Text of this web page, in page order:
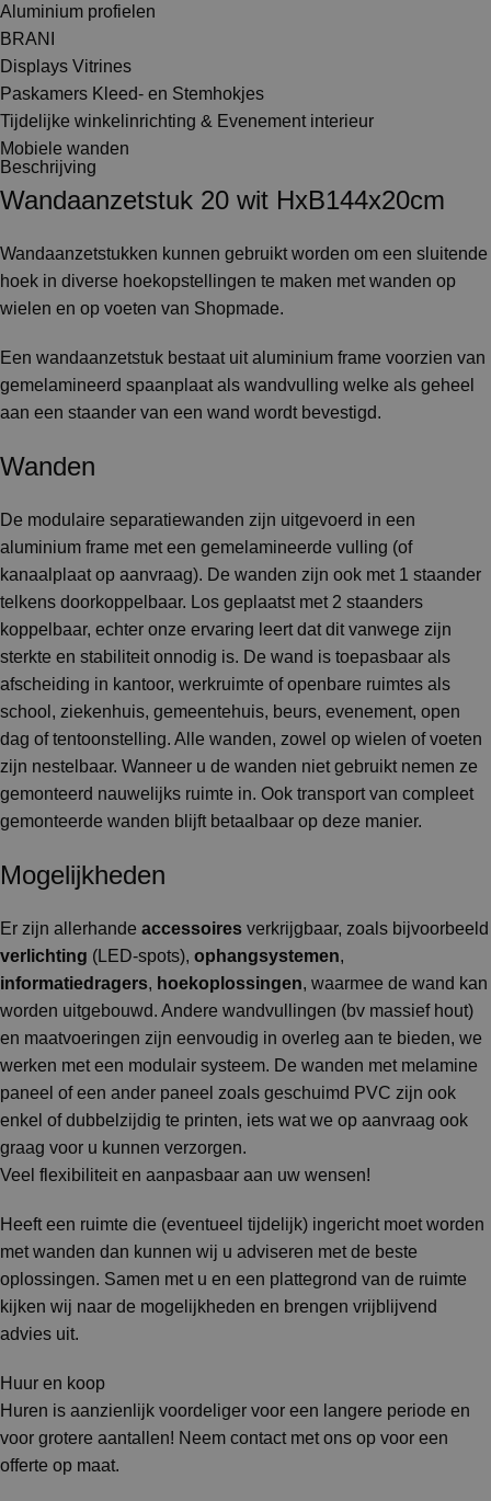
Aluminium profielen
BRANI
Displays Vitrines
Paskamers Kleed- en Stemhokjes
Tijdelijke winkelinrichting & Evenement interieur
Mobiele wanden
Beschrijving
Wandaanzetstuk 20 wit HxB144x20cm
Wandaanzetstukken kunnen gebruikt worden om een sluitende
hoek in diverse hoekopstellingen te maken met wanden op
wielen en op voeten van Shopmade.
Een wandaanzetstuk bestaat uit aluminium frame voorzien van
gemelamineerd spaanplaat als wandvulling welke als geheel
aan een staander van een wand wordt bevestigd.
Wanden
De modulaire separatiewanden zijn uitgevoerd in een
aluminium frame met een gemelamineerde vulling (of
kanaalplaat op aanvraag). De wanden zijn ook met 1 staander
telkens doorkoppelbaar. Los geplaatst met 2 staanders
koppelbaar, echter onze ervaring leert dat dit vanwege zijn
sterkte en stabiliteit onnodig is. De wand is toepasbaar als
afscheiding in kantoor, werkruimte of openbare ruimtes als
school, ziekenhuis, gemeentehuis, beurs, evenement, open
dag of tentoonstelling. Alle wanden, zowel op wielen of voeten
zijn nestelbaar. Wanneer u de wanden niet gebruikt nemen ze
gemonteerd nauwelijks ruimte in. Ook transport van compleet
gemonteerde wanden blijft betaalbaar op deze manier.
Mogelijkheden
Er zijn allerhande accessoires verkrijgbaar, zoals bijvoorbeeld
verlichting (LED-spots), ophangsystemen,
informatiedragers, hoekoplossingen, waarmee de wand kan
worden uitgebouwd. Andere wandvullingen (bv massief hout)
en maatvoeringen zijn eenvoudig in overleg aan te bieden, we
werken met een modulair systeem. De wanden met melamine
paneel of een ander paneel zoals geschuimd PVC zijn ook
enkel of dubbelzijdig te printen, iets wat we op aanvraag ook
graag voor u kunnen verzorgen.
Veel flexibiliteit en aanpasbaar aan uw wensen!
Heeft een ruimte die (eventueel tijdelijk) ingericht moet worden
met wanden dan kunnen wij u adviseren met de beste
oplossingen. Samen met u en een plattegrond van de ruimte
kijken wij naar de mogelijkheden en brengen vrijblijvend
advies uit.
Huur en koop
Huren is aanzienlijk voordeliger voor een langere periode en
voor grotere aantallen! Neem contact met ons op voor een
offerte op maat.